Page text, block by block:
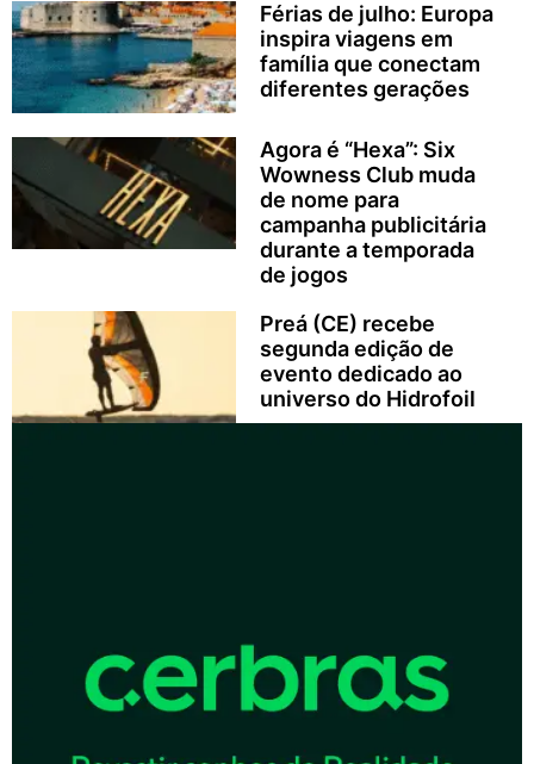
Férias de julho: Europa
inspira viagens em
família que conectam
diferentes gerações
Agora é “Hexa”: Six
Wowness Club muda
de nome para
campanha publicitária
durante a temporada
de jogos
Preá (CE) recebe
segunda edição de
evento dedicado ao
universo do Hidrofoil